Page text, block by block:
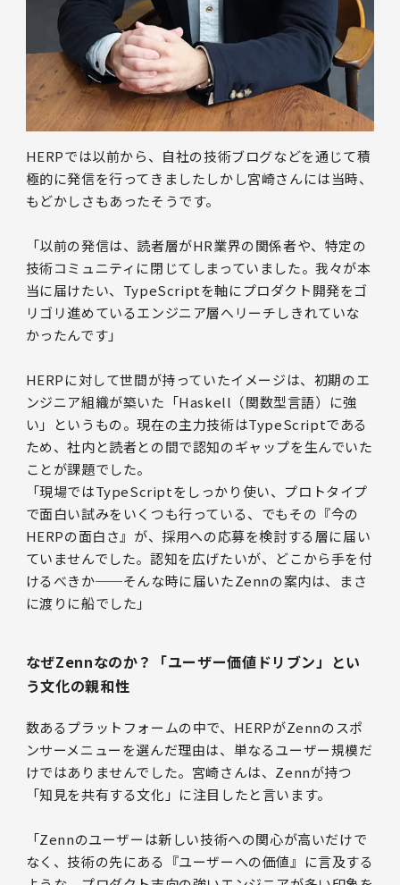
HERPでは以前から、自社の技術ブログなどを通じて積
極的に発信を行ってきましたしかし宮崎さんには当時、
もどかしさもあったそうです。
「以前の発信は、読者層がHR業界の関係者や、特定の
技術コミュニティに閉じてしまっていました。我々が本
当に届けたい、TypeScriptを軸にプロダクト開発をゴ
リゴリ進めているエンジニア層へリーチしきれていな
かったんです」
HERPに対して世間が持っていたイメージは、初期のエ
ンジニア組織が築いた「Haskell（関数型言語）に強
い」というもの。現在の主力技術はTypeScriptである
ため、社内と読者との間で認知のギャップを生んでいた
ことが課題でした。
「現場ではTypeScriptをしっかり使い、プロトタイプ
で面白い試みをいくつも行っている、でもその『今の
HERPの面白さ』が、採用への応募を検討する層に届い
ていませんでした。認知を広げたいが、どこから手を付
けるべきか──そんな時に届いたZennの案内は、まさ
に渡りに船でした」
なぜZennなのか？「ユーザー価値ドリブン」とい
う文化の親和性
数あるプラットフォームの中で、HERPがZennのスポ
ンサーメニューを選んだ理由は、単なるユーザー規模だ
けではありませんでした。宮崎さんは、Zennが持つ
「知見を共有する文化」に注目したと言います。
「Zennのユーザーは新しい技術への関心が高いだけで
なく、技術の先にある『ユーザーへの価値』に言及する